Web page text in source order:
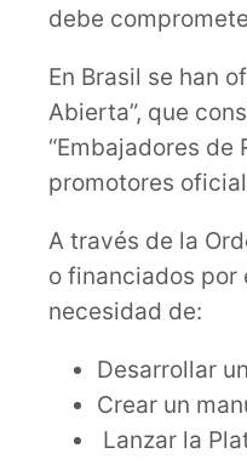
debe
En Brasil se han
Abierta”, que
“Embajadores
promotores
A través de la
o financiados por
necesidad de:
Desarrollar
Crear un
Lanzar la